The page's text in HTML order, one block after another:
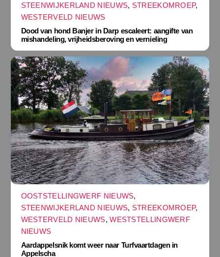
STEENWIJKERLAND NIEUWS, STREEKOMROEP,
WESTERVELD NIEUWS
Dood van hond Banjer in Darp escaleert: aangifte van
mishandeling, vrijheidsberoving en vernieling
OOSTSTELLINGWERF NIEUWS,
STEENWIJKERLAND NIEUWS, STREEKOMROEP,
WESTERVELD NIEUWS,WESTSTELLINGWERF
NIEUWS
Aardappelsnik komt weer naar Turfvaartdagen in
Appelscha